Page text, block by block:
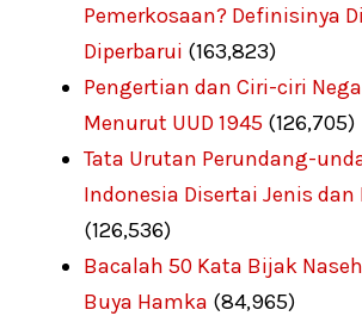
Pemerkosaan? Definisinya
Diperbarui (163,823)
Pengertian dan Ciri-ciri
Menurut UUD 1945 (126,705)
Tata Urutan Perundang-
Indonesia Disertai Jenis dan
(126,536)
Bacalah 50 Kata Bijak
Buya Hamka (84,965)